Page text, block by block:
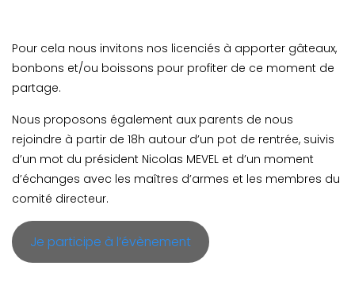
Pour cela nous invitons nos licenciés à apporter gâteaux,
bonbons et/ou boissons pour profiter de ce moment de
partage.
Nous proposons également aux parents de nous
rejoindre à partir de 18h autour d’un pot de rentrée, suivis
d’un mot du président Nicolas MEVEL et d’un moment
d’échanges avec les maîtres d’armes et les membres du
comité directeur.
Je participe à l’évènement